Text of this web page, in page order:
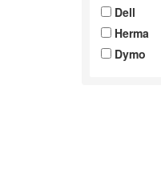
Dell
Herma
Dymo